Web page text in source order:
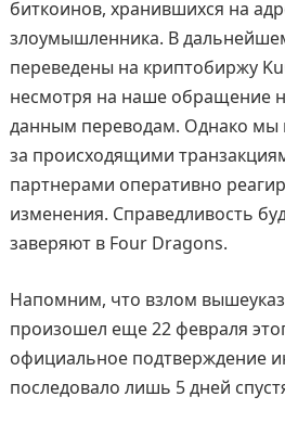
биткоинов, хранившихся на
злоумышленника. В
переведены на криптобиржу
несмотря на наше обращение
данным переводам. Однако мы
за происходящими
партнерами оперативно
изменения. Справедливость
заверяют в Four Dragons.
Напомним, что взлом
произошел еще 22 февраля
официальное подтверждение
последовало лишь 5 дней